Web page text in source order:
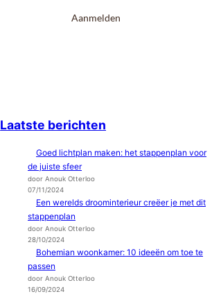
Aanmelden
Laatste berichten
Goed lichtplan maken: het stappenplan voor
de juiste sfeer
door Anouk Otterloo
07/11/2024
Een werelds droominterieur creëer je met dit
stappenplan
door Anouk Otterloo
28/10/2024
Bohemian woonkamer: 10 ideeën om toe te
passen
door Anouk Otterloo
16/09/2024